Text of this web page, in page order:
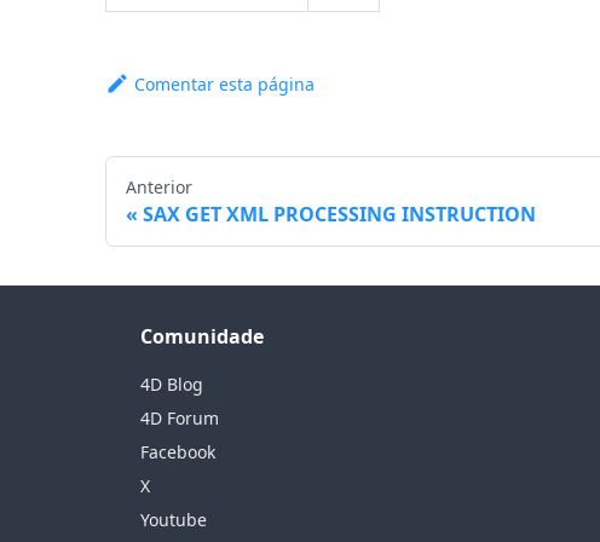
Comentar esta página
Anterior
SAX GET XML PROCESSING INSTRUCTION
Comunidade
4D Blog
4D Forum
Facebook
X
Youtube